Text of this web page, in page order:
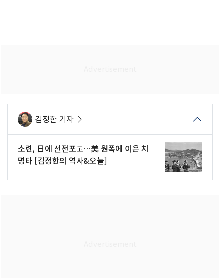
김정한 기자
소련, 日에 선전포고…美 원폭에 이은 치
명타 [김정한의 역사&오늘]